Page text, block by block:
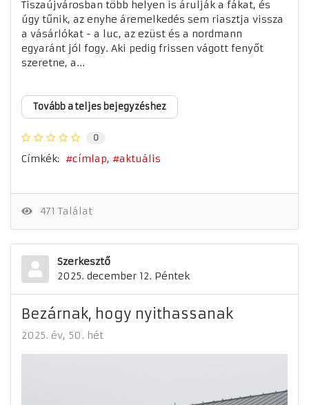
Tiszaújvárosban több helyen is árulják a fákat, és
úgy tűnik, az enyhe áremelkedés sem riasztja vissza
a vásárlókat - a luc, az ezüst és a nordmann
egyaránt jól fogy. Aki pedig frissen vágott fenyőt
szeretne, a...
Tovább a teljes bejegyzéshez
0
Címkék: címlap aktuális
471 Találat
Szerkesztő
2025. december 12. Péntek
Bezárnak, hogy nyithassanak
2025. év 50. hét